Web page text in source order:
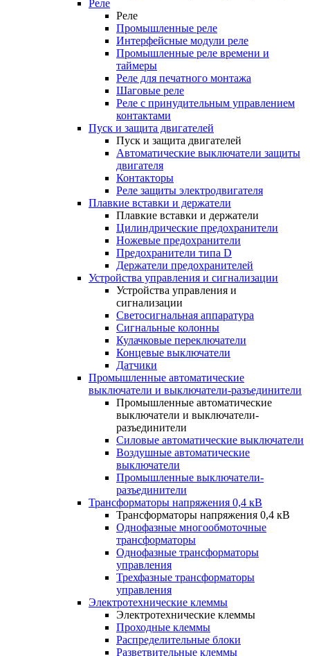
Реле
Реле
Промышленные реле
Интерфейсные модули реле
Промышленные реле времени и
таймеры
Реле для печатного монтажа
Шаговые реле
Реле с принудительным управлением
контактами
Пуск и защита двигателей
Пуск и защита двигателей
Автоматические выключатели защиты
двигателя
Контакторы
Реле защиты электродвигателя
Плавкие вставки и держатели
Плавкие вставки и держатели
Цилиндрические предохранители
Ножевые предохранители
Предохранители типа D
Держатели предохранителей
Устройства управления и сигнализации
Устройства управления и
сигнализации
Светосигнальная аппаратура
Сигнальные колонны
Кулачковые переключатели
Концевые выключатели
Датчики
Промышленные автоматические
выключатели и выключатели-разъединители
Промышленные автоматические
выключатели и выключатели-
разъединители
Силовые автоматические выключатели
Воздушные автоматические
выключатели
Промышленные выключатели-
разъединители
Трансформаторы напряжения 0,4 кВ
Трансформаторы напряжения 0,4 кВ
Однофазные многообмоточные
трансформаторы
Однофазные трансформаторы
управления
Трехфазные трансформаторы
управления
Электротехнические клеммы
Электротехнические клеммы
Проходные клеммы
Распределительные блоки
Разветвительные клеммы